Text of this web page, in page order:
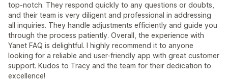
top-notch. They respond quickly to any questions or doubts,
and their team is very diligent and professional in addressing
all inquiries. They handle adjustments efficiently and guide you
through the process patiently. Overall, the experience with
Yanet FAQ is delightful. I highly recommend it to anyone
looking for a reliable and user-friendly app with great customer
support. Kudos to Tracy and the team for their dedication to
excellence!